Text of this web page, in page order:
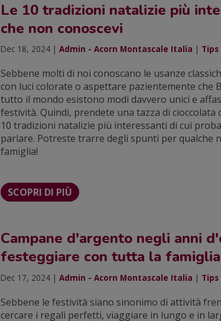
Le 10 tradizioni natalizie più
che non conoscevi
Dec 18, 2024 |Admin - Acorn Montascale Italia |
Sebbene molti di noi conoscano le usanze
con luci colorate o aspettare pazientemente che
tutto il mondo esistono modi davvero unici e
festività. Quindi, prendete una tazza di
10 tradizioni natalizie più interessanti di cui
parlare. Potreste trarre degli spunti per qualche
famiglia!
SCOPRI DI PIÙ
Campane d'argento negli anni
festeggiare con tutta la
Dec 17, 2024 |Admin - Acorn Montascale Italia |
Sebbene le festività siano sinonimo di attività
cercare i regali perfetti, viaggiare in lungo e in